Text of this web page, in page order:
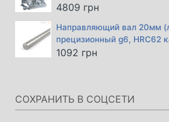
4809 грн
Направляющий вал 20мм
прецизионный g6, HRC62
1092 грн
СОХРАНИТЬ В СОЦСЕТИ